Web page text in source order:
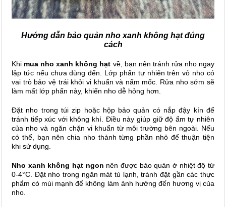
Hướng dẫn bảo quản nho xanh không hạt đúng
cách
Khi mua nho xanh không hạt về, bạn nên tránh rửa nho ngay
lập tức nếu chưa dùng đến. Lớp phấn tự nhiên trên vỏ nho có
vai trò bảo vệ trái khỏi vi khuẩn và nấm mốc. Rửa nho sớm sẽ
làm mất lớp phấn này, khiến nho dễ hỏng hơn.
Đặt nho trong túi zip hoặc hộp bảo quản có nắp đậy kín để
tránh tiếp xúc với không khí. Điều này giúp giữ độ ẩm tự nhiên
của nho và ngăn chặn vi khuẩn từ môi trường bên ngoài. Nếu
có thể, bạn nên chia nho thành từng phần nhỏ để thuận tiện
khi sử dụng.
Nho xanh không hạt ngon nên được bảo quản ở nhiệt độ từ
0-4°C. Đặt nho trong ngăn mát tủ lạnh, tránh đặt gần các thực
phẩm có mùi mạnh để không làm ảnh hưởng đến hương vị của
nho.